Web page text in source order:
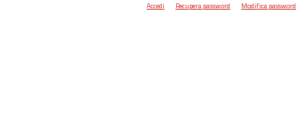
Accedi Recupera password Modifica password